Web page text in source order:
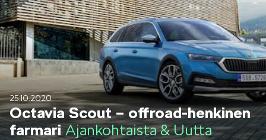
AJANKOHTAISTA & UUTTA
LIFESTYLE
25.10.2020
Octavia Scout – offroad-henkinen
farmariAjankohtaista & Uutta